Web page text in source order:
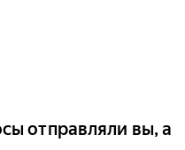
отправляли вы, а